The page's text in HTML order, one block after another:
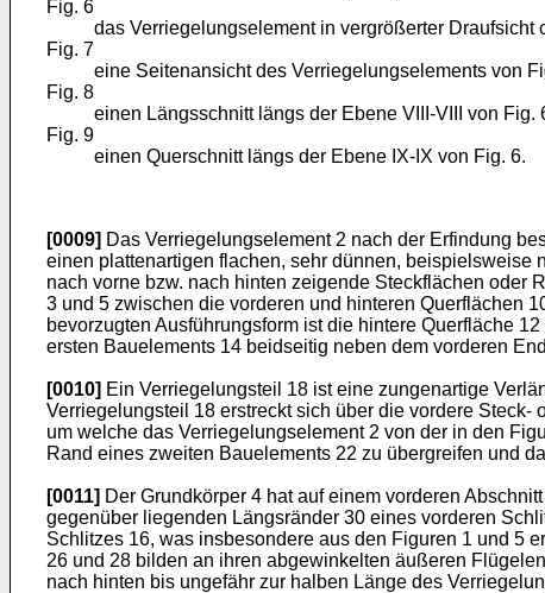
Fig. 6
das Verriegelungselement in vergrößerter
Fig. 7
eine Seitenansicht des Verriegelungselements von
Fig. 8
einen Längsschnitt längs der Ebene VIII-VIII von Fig.
Fig. 9
einen Querschnitt längs der Ebene IX-IX von Fig. 6.
[0009] Das Verriegelungselement 2 nach der Erfindung
einen plattenartigen flachen, sehr dünnen, beispielsweise
nach vorne bzw. nach hinten zeigende Steckflächen oder
3 und 5 zwischen die vorderen und hinteren Querflächen
bevorzugten Ausführungsform ist die hintere Querfläche
ersten Bauelements 14 beidseitig neben dem vorderen
[0010] Ein Verriegelungsteil 18 ist eine zungenartige
Verriegelungsteil 18 erstreckt sich über die vordere
um welche das Verriegelungselement 2 von der in den
Rand eines zweiten Bauelements 22 zu übergreifen und
[0011] Der Grundkörper 4 hat auf einem vorderen
gegenüber liegenden Längsränder 30 eines vorderen
Schlitzes 16, was insbesondere aus den Figuren 1 und 5
26 und 28 bilden an ihren abgewinkelten äußeren
nach hinten bis ungefähr zur halben Länge des